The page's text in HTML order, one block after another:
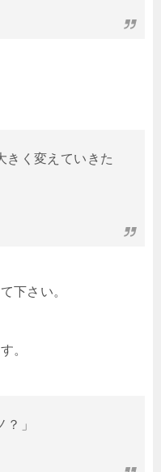
きく変えていきた
下さい。
。
」